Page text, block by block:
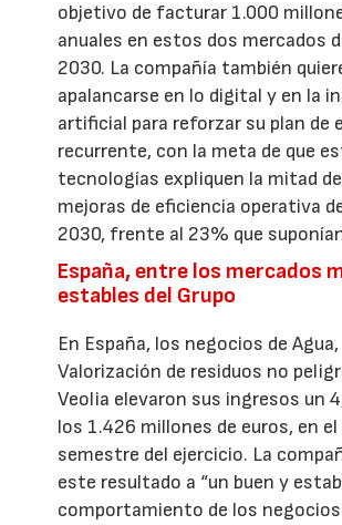
objetivo de facturar 1.000
anuales en estos dos mercados
2030. La compañía también
apalancarse en lo digital y en la
artificial para reforzar su plan de
recurrente, con la meta de que
tecnologías expliquen la mitad
mejoras de eficiencia operativa
2030, frente al 23% que
España, entre los mercados
estables del Grupo
En España, los negocios de
Valorización de residuos no
Veolia elevaron sus ingresos un
los 1.426 millones de euros, en
semestre del ejercicio. La
este resultado a “un buen y
comportamiento de los negocios